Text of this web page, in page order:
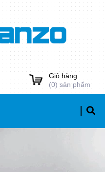
Giỏ hàng
(0) sản phẩm